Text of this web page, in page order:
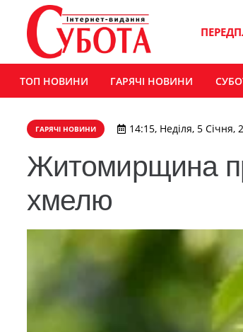
ТОП НОВИНИ ГАРЯЧІ НОВИНИ
ГАРЯЧІ НОВИНИ 14:15, Неділя, 5 Січня,
Житомирщина
хмелю